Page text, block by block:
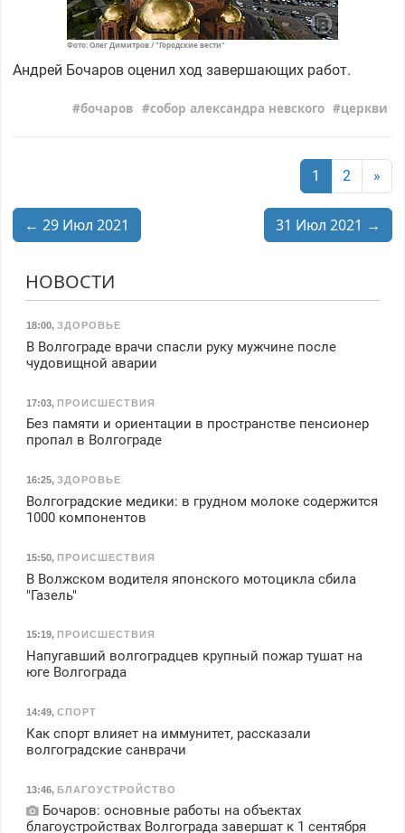
Фото: Олег Димитров / "Городские вести"
Андрей Бочаров оценил ход завершающих работ.
бочаров собор александра невского церкви
1 2 »
← 29 Июл 2021 31 Июл 2021 →
НОВОСТИ
18:00, ЗДОРОВЬЕ
В Волгограде врачи спасли руку мужчине после
чудовищной аварии
17:03, ПРОИСШЕСТВИЯ
Без памяти и ориентации в пространстве пенсионер
пропал в Волгограде
16:25, ЗДОРОВЬЕ
Волгоградские медики: в грудном молоке содержится
1000 компонентов
15:50, ПРОИСШЕСТВИЯ
В Волжском водителя японского мотоцикла сбила
"Газель"
15:19, ПРОИСШЕСТВИЯ
Напугавший волгоградцев крупный пожар тушат на
юге Волгограда
14:49, СПОРТ
Как спорт влияет на иммунитет, рассказали
волгоградские санврачи
13:46, БЛАГОУСТРОЙСТВО
Бочаров: основные работы на объектах
благоустройствах Волгограда завершат к 1 сентября